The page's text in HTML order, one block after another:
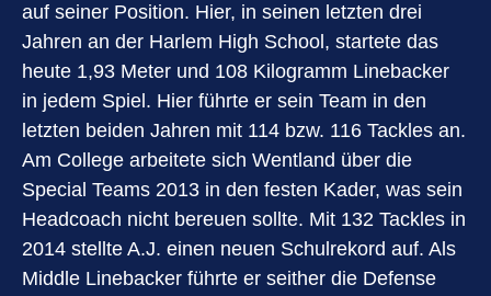
auf seiner Position. Hier, in seinen letzten drei
Jahren an der Harlem High School, startete das
heute 1,93 Meter und 108 Kilogramm Linebacker
in jedem Spiel. Hier führte er sein Team in den
letzten beiden Jahren mit 114 bzw. 116 Tackles an.
Am College arbeitete sich Wentland über die
Special Teams 2013 in den festen Kader, was sein
Headcoach nicht bereuen sollte. Mit 132 Tackles in
2014 stellte A.J. einen neuen Schulrekord auf. Als
Middle Linebacker führte er seither die Defense